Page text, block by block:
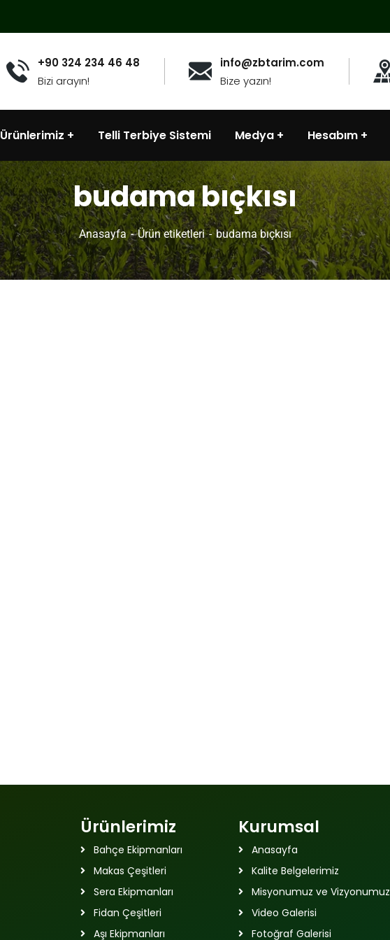
+90 324 234 46 48
Bizi arayın!
info@zbtarim.com
Bize yazın!
Ürünlerimiz Telli Terbiye Sistemi Medya Hesabım
budama bıçkısı
Anasayfa Ürün etiketleri budama bıçkısı
Ürünlerimiz
Bahçe Ekipmanları
Makas Çeşitleri
Sera Ekipmanları
Fidan Çeşitleri
Aşı Ekipmanları
Kurumsal
Anasayfa
Kalite Belgelerimiz
Misyonumuz ve Vizyonumuz
Video Galerisi
Fotoğraf Galerisi